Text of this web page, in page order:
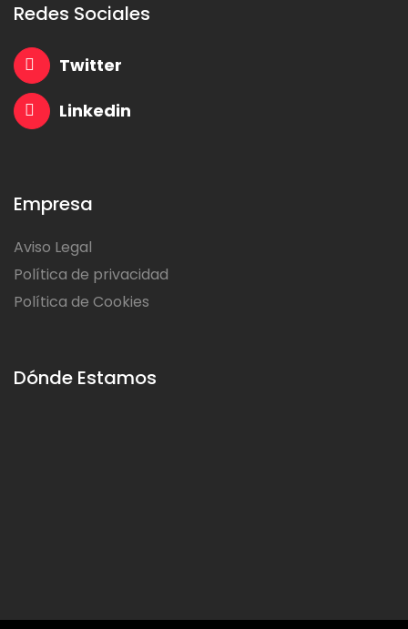
Redes Sociales
Twitter
Linkedin
Empresa
Aviso Legal
Política de privacidad
Política de Cookies
Dónde Estamos